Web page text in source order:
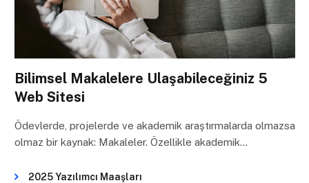
Bilimsel Makalelere Ulaşabileceğiniz 5
Web Sitesi
Ödevlerde, projelerde ve akademik araştırmalarda olmazsa
olmaz bir kaynak: Makaleler. Özellikle akademik…
2025 Yazılımcı Maaşları